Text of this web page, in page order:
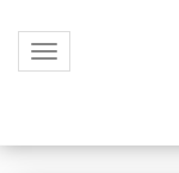
Toggle